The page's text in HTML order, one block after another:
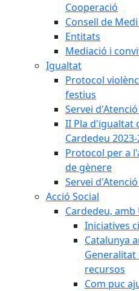
Cooperació
Consell de
Entitats
Mediació i
Igualtat
Protocol
festius
Servei
II Pla d'igualtat
Cardedeu
Protocol per a
de gènere
Servei
Acció Social
Cardedeu, amb
Iniciatives
Catalunya
Generalitat
recursos
Com puc